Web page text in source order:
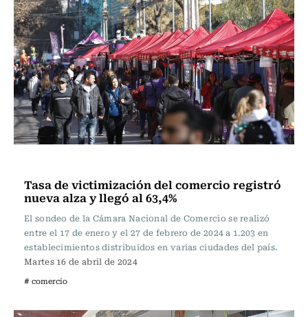
Tasa de victimización del comercio registró
nueva alza y llegó al 63,4%
El sondeo de la Cámara Nacional de Comercio se realizó
entre el 17 de enero y el 27 de febrero de 2024 a 1.203 en
establecimientos distribuidos en varias ciudades del país.
Martes 16 de abril de 2024
# comercio